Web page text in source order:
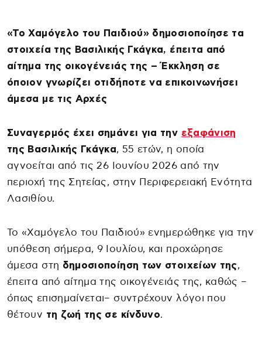
«Το Χαμόγελο του Παιδιού» δημοσιοποίησε τα
στοιχεία της Βασιλικής Γκάγκα, έπειτα από
αίτημα της οικογένειάς της – Έκκληση σε
όποιον γνωρίζει οτιδήποτε να επικοινωνήσει
άμεσα με τις Αρχές
Συναγερμός έχει σημάνει για την εξαφάνιση
της Βασιλικής Γκάγκα, 55 ετών, η οποία
αγνοείται από τις 26 Ιουνίου 2026 από την
περιοχή της Σητείας, στην Περιφερειακή Ενότητα
Λασιθίου.
Το «Χαμόγελο του Παιδιού» ενημερώθηκε για την
υπόθεση σήμερα, 9 Ιουλίου, και προχώρησε
άμεσα στη δημοσιοποίηση των στοιχείων της,
έπειτα από αίτημα της οικογένειάς της, καθώς –
όπως επισημαίνεται– συντρέχουν λόγοι που
θέτουν τη ζωή της σε κίνδυνο.